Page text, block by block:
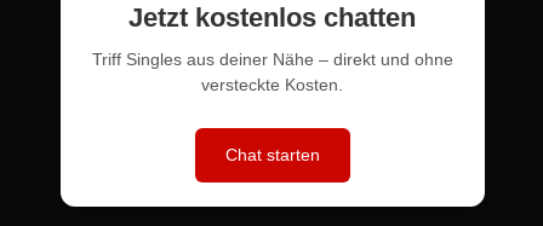
Jetzt kostenlos chatten
Triff Singles aus deiner Nähe – direkt und ohne
versteckte Kosten.
Chat starten